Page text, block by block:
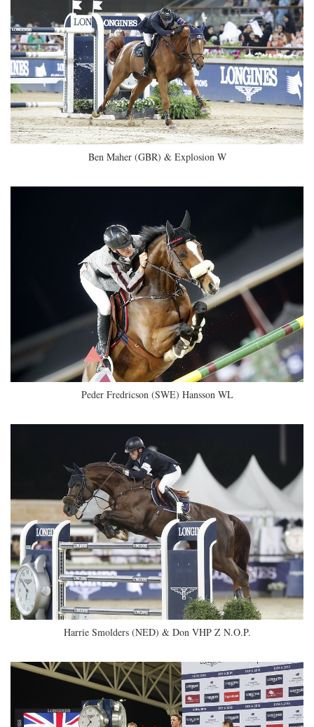
Ben Maher (GBR) & Explosion W
Peder Fredricson (SWE) Hansson WL
Harrie Smolders (NED) & Don VHP Z N.O.P.